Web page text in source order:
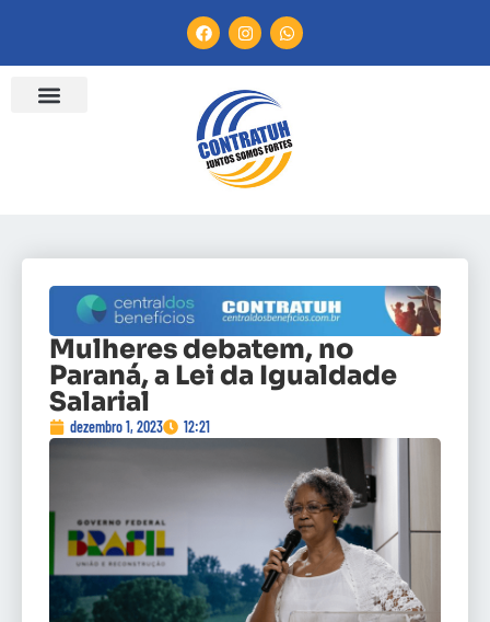
Mulheres debatem, no
Paraná, a Lei da Igualdade
Salarial
dezembro 1, 2023 12:21